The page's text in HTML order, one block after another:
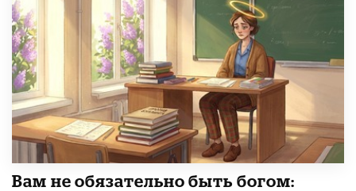
​Вам не обязательно быть богом: